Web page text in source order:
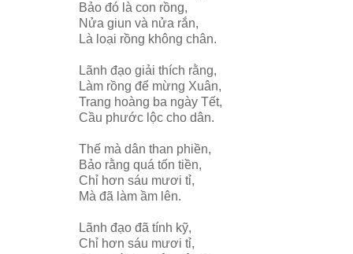
Bảo đó là con rồng,
Nửa giun và nửa rắn,
Là loại rồng không chân.
Lãnh đạo giải thích rằng,
Làm rồng để mừng Xuân,
Trang hoàng ba ngày Tết,
Cầu phước lộc cho dân.
Thế mà dân than phiền,
Bảo rằng quá tốn tiền,
Chỉ hơn sáu mươi tỉ,
Mà đã làm ầm lên.
Lãnh đạo đã tính kỹ,
Chỉ hơn sáu mươi tỉ,